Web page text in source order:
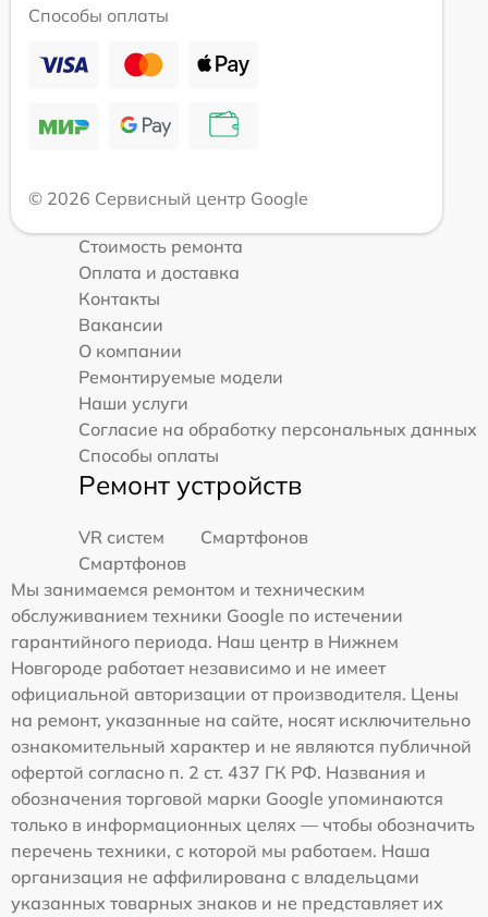
Способы оплаты
© 2026 Сервисный центр Google
Стоимость ремонта
Оплата и доставка
Контакты
Вакансии
О компании
Ремонтируемые модели
Наши услуги
Согласие на обработку персональных данных
Способы оплаты
Ремонт устройств
VR систем
Смартфонов
Смартфонов
Мы занимаемся ремонтом и техническим
обслуживанием техники Google по истечении
гарантийного периода. Наш центр в Нижнем
Новгороде работает независимо и не имеет
официальной авторизации от производителя. Цены
на ремонт, указанные на сайте, носят исключительно
ознакомительный характер и не являются публичной
офертой согласно п. 2 ст. 437 ГК РФ. Названия и
обозначения торговой марки Google упоминаются
только в информационных целях — чтобы обозначить
перечень техники, с которой мы работаем. Наша
организация не аффилирована с владельцами
указанных товарных знаков и не представляет их